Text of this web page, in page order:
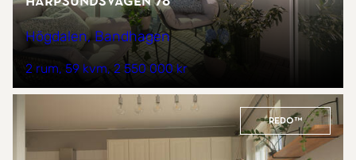
Högdalen, Bandhagen
2 rum 59 kvm 2 550 000 kr
REDO™